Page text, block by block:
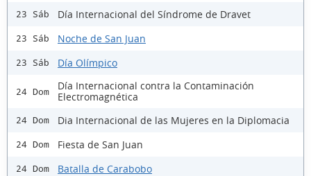
23 Sáb Día Internacional del Síndrome de Dravet
23 Sáb Noche de San Juan
23 Sáb Día Olímpico
24 Dom
Día Internacional contra la Contaminación
Electromagnética
24 Dom Dia Internacional de las Mujeres en la Diplomacia
24 Dom Fiesta de San Juan
24 Dom Batalla de Carabobo